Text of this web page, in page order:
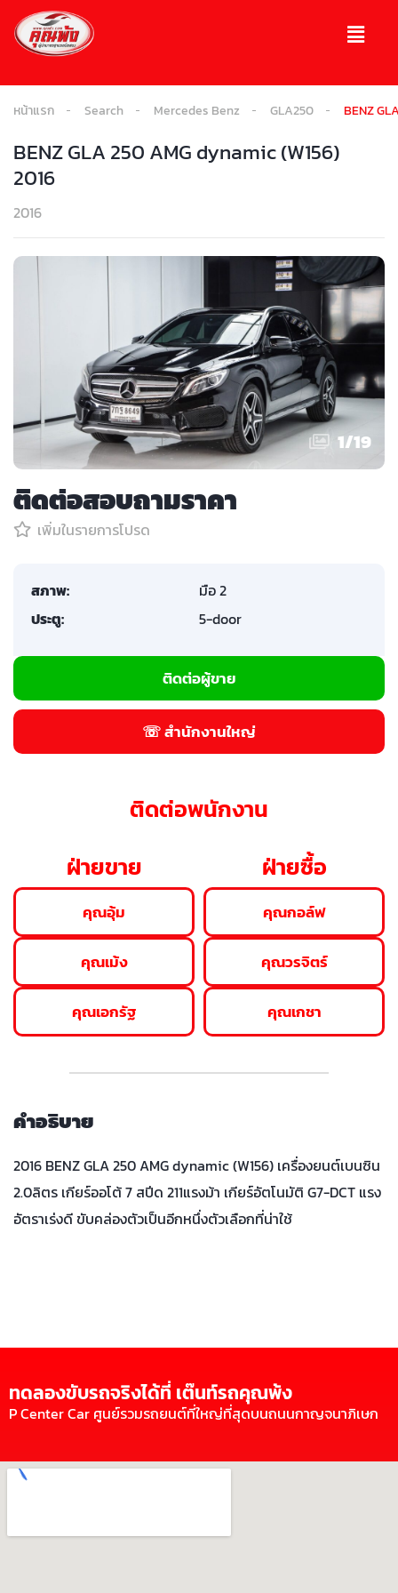
หน้าแรก Search Mercedes Benz GLA250 BENZ
BENZ GLA 250 AMG dynamic (W156)
2016
2016
1/19
ติดต่อสอบถามราคา
เพิ่มในรายการโปรด
สภาพ:
มือ 2
ประตู:
5-door
ติดต่อผู้ขาย
☏ สำนักงานใหญ่
ติดต่อพนักงาน
ฝ่ายขาย
คุณอุ้ม
คุณเม้ง
คุณเอกรัฐ
ฝ่ายซื้อ
คุณกอล์ฟ
คุณวรจิตร์
คุณเกชา
คำอธิบาย
2016 BENZ GLA 250 AMG dynamic (W156) เครื่องยนต์เบนซิน
2.0ลิตร เกียร์ออโต้ 7 สปีด 211แรงม้า เกียร์อัตโนมัติ G7-DCT แรง
อัตราเร่งดี ขับคล่องตัวเป็นอีกหนึ่งตัวเลือกที่น่าใช้
ทดลองขับรถจริงได้ที่ เต๊นท์รถคุณพ้ง
P Center Car ศูนย์รวมรถยนต์ที่ใหญ่ที่สุดบนถนนกาญจนาภิเษก